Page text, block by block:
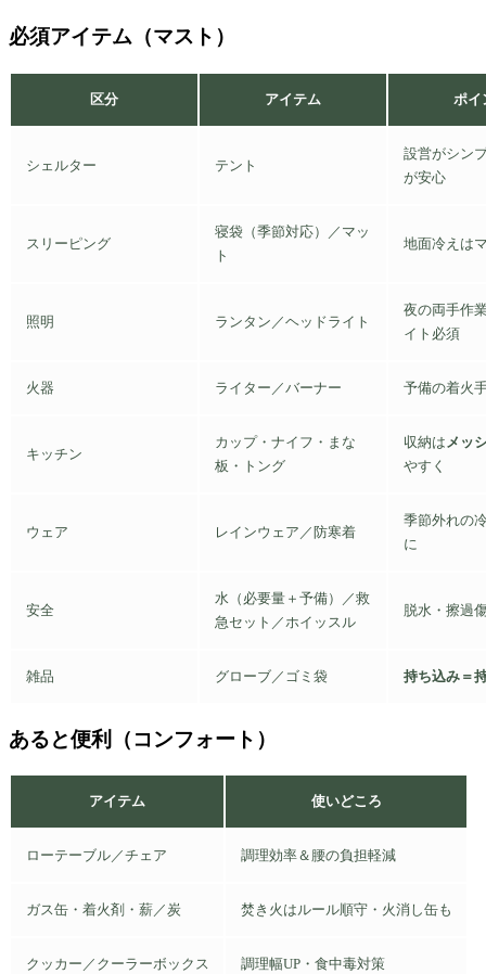
必須アイテム（マスト）
区分 アイテム ポイ
シェルター テント
設営がシン
が安心
スリーピング
寝袋（季節対応）／マッ
ト
地面冷えは
照明 ランタン／ヘッドライト
夜の両手作
イト必須
火器 ライター／バーナー 予備の着火
キッチン
カップ・ナイフ・まな
板・トング
収納は メッ
やすく
ウェア レインウェア／防寒着
季節外れの
に
安全
水（必要量＋予備）／救
急セット／ホイッスル
脱水・擦過
雑品 グローブ／ゴミ袋 持ち込み＝
あると便利（コンフォート）
アイテム 使いどころ
ローテーブル／チェア 調理効率＆腰の負担軽減
ガス缶・着火剤・薪／炭 焚き火はルール順守・火消し缶も
クッカー／クーラーボックス 調理幅UP・食中毒対策